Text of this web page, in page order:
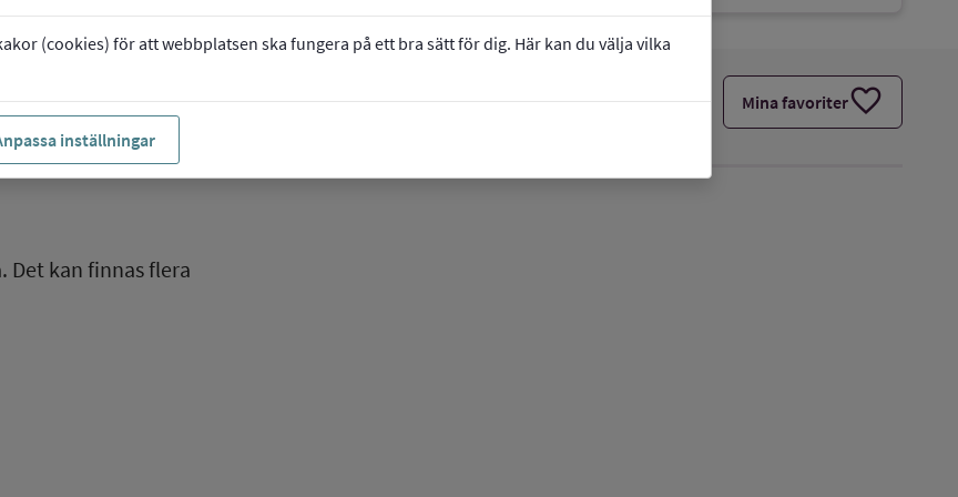
(cookies) för att webbplatsen ska fungera på ett bra sätt för dig. Här kan du välja vilka
inställningar
Mina favoriterfavorite
Det kan finnas flera